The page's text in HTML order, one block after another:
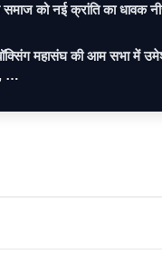
समाज को नई क्रांति का धावक
महासंघ की आम सभा में
…